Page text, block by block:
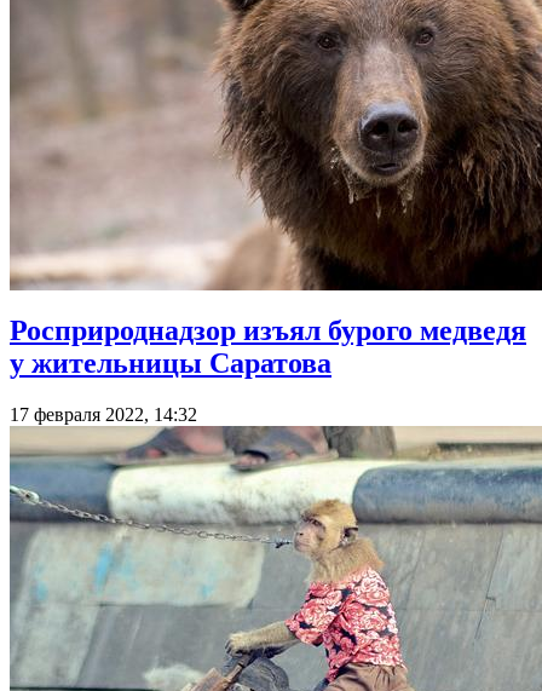
Росприроднадзор изъял бурого медведя
у жительницы Саратова
17 февраля 2022, 14:32